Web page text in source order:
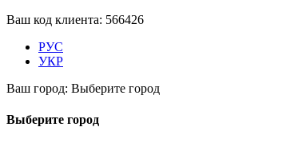
Ваш код клиента: 566426
РУС
УКР
Ваш город: Выберите город
Выберите город